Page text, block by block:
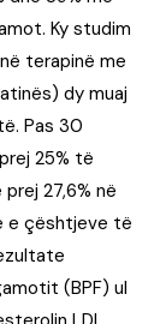
Ky studim
terapinë me
dy muaj
Pas 30
25% të
27,6% në
e çështjeve të
(BPF) ul